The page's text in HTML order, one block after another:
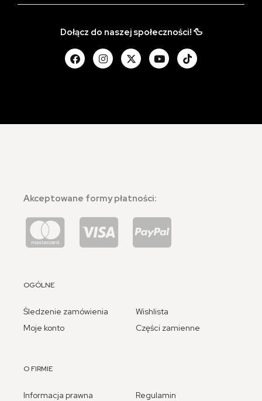
Dołącz do naszej społeczności! 🦆
Akceptowane formy płatności:
OGÓLNE
Śledzenie zamówienia
Moje konto
Wishlista
Części zamienne
O FIRMIE
Informacja prawna Regulamin